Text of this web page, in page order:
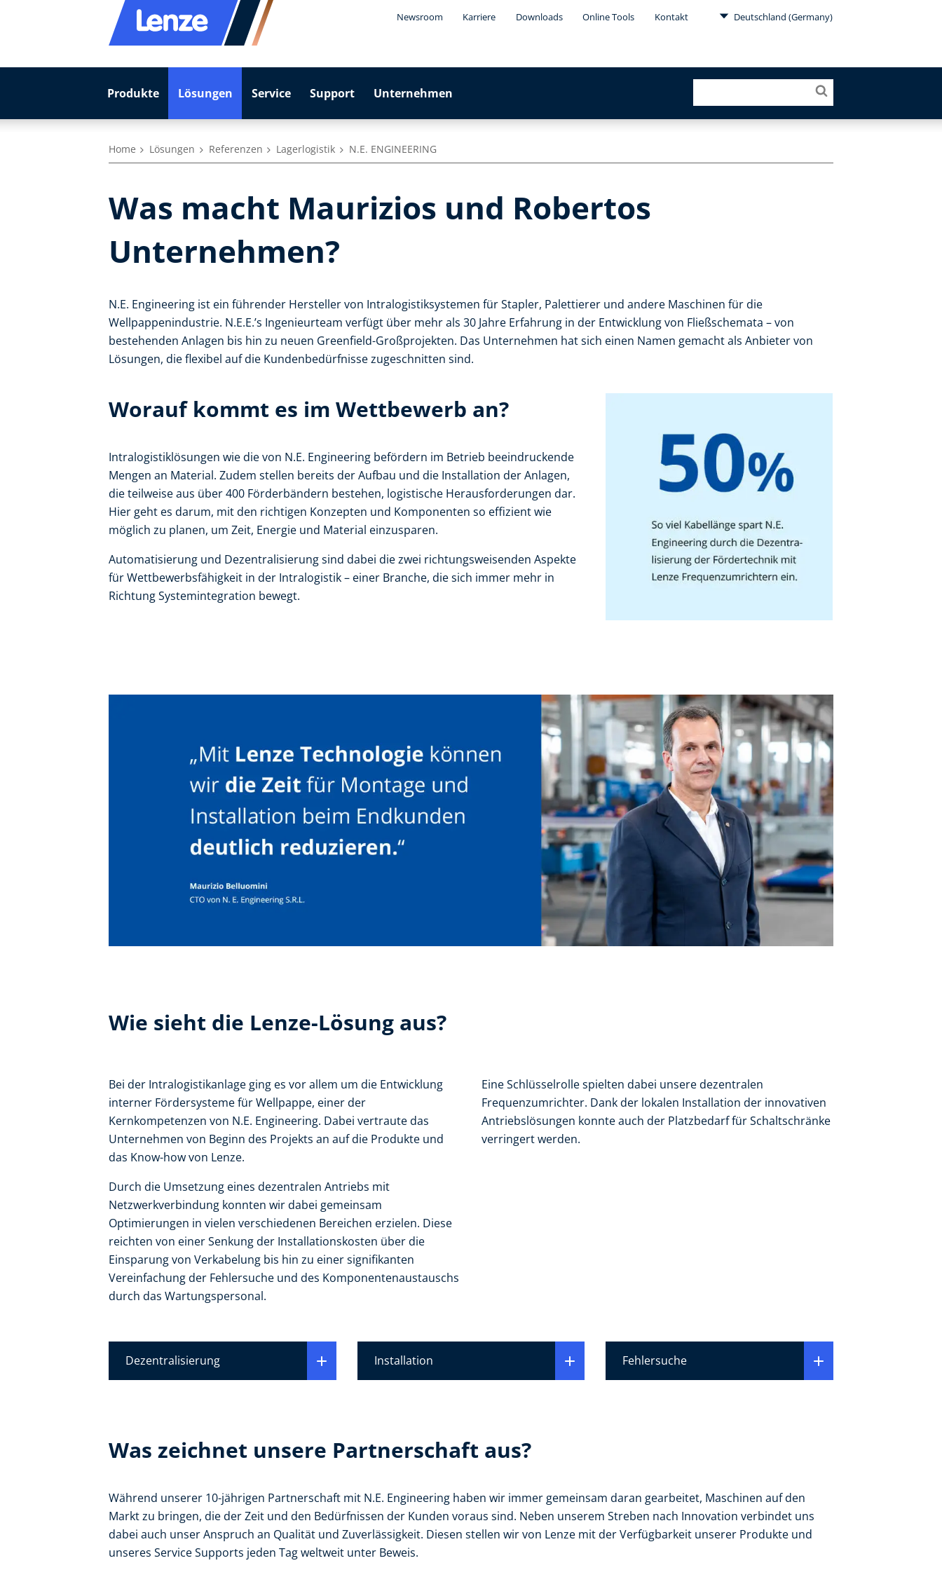
Newsroom Karriere Downloads Online Tools Kontakt Deutschland (Germany)
Produkte Lösungen Service Support Unternehmen
Home Lösungen Referenzen Lagerlogistik N.E. ENGINEERING
Was macht Maurizios und Robertos
Unternehmen?
N.E. Engineering ist ein führender Hersteller von Intralogistiksystemen für Stapler, Palettierer und andere Maschinen für die
Wellpappenindustrie. N.E.E.’s Ingenieurteam verfügt über mehr als 30 Jahre Erfahrung in der Entwicklung von Fließschemata – von
bestehenden Anlagen bis hin zu neuen Greenfield-Großprojekten. Das Unternehmen hat sich einen Namen gemacht als Anbieter von
Lösungen, die flexibel auf die Kundenbedürfnisse zugeschnitten sind.
Worauf kommt es im Wettbewerb an?
Intralogistiklösungen wie die von N.E. Engineering befördern im Betrieb beeindruckende
Mengen an Material. Zudem stellen bereits der Aufbau und die Installation der Anlagen,
die teilweise aus über 400 Förderbändern bestehen, logistische Herausforderungen dar.
Hier geht es darum, mit den richtigen Konzepten und Komponenten so effizient wie
möglich zu planen, um Zeit, Energie und Material einzusparen.
Automatisierung und Dezentralisierung sind dabei die zwei richtungsweisenden Aspekte
für Wettbewerbsfähigkeit in der Intralogistik – einer Branche, die sich immer mehr in
Richtung Systemintegration bewegt.
Wie sieht die Lenze-Lösung aus?
Bei der Intralogistikanlage ging es vor allem um die Entwicklung
interner Fördersysteme für Wellpappe, einer der
Kernkompetenzen von N.E. Engineering. Dabei vertraute das
Unternehmen von Beginn des Projekts an auf die Produkte und
das Know-how von Lenze.
Durch die Umsetzung eines dezentralen Antriebs mit
Netzwerkverbindung konnten wir dabei gemeinsam
Optimierungen in vielen verschiedenen Bereichen erzielen. Diese
reichten von einer Senkung der Installationskosten über die
Einsparung von Verkabelung bis hin zu einer signifikanten
Vereinfachung der Fehlersuche und des Komponentenaustauschs
durch das Wartungspersonal.
Eine Schlüsselrolle spielten dabei unsere dezentralen
Frequenzumrichter. Dank der lokalen Installation der innovativen
Antriebslösungen konnte auch der Platzbedarf für Schaltschränke
verringert werden.
Dezentralisierung Installation Fehlersuche
Was zeichnet unsere Partnerschaft aus?
Während unserer 10-jährigen Partnerschaft mit N.E. Engineering haben wir immer gemeinsam daran gearbeitet, Maschinen auf den
Markt zu bringen, die der Zeit und den Bedürfnissen der Kunden voraus sind. Neben unserem Streben nach Innovation verbindet uns
dabei auch unser Anspruch an Qualität und Zuverlässigkeit. Diesen stellen wir von Lenze mit der Verfügbarkeit unserer Produkte und
unseres Service Supports jeden Tag weltweit unter Beweis.